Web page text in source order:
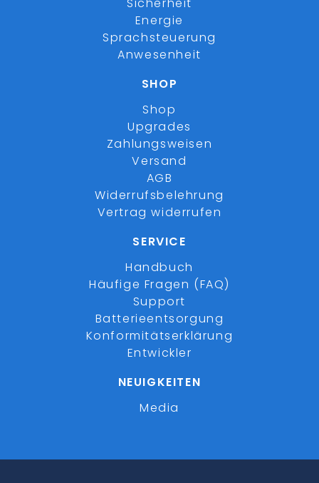
Energie
Sprachsteuerung
Anwesenheit
SHOP
Shop
Upgrades
Zahlungsweisen
Versand
AGB
Widerrufsbelehrung
Vertrag widerrufen
SERVICE
Handbuch
Häufige Fragen (FAQ)
Support
Batterieentsorgung
Konformitätserklärung
Entwickler
NEUIGKEITEN
Media